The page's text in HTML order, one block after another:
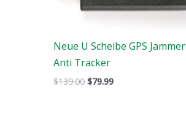
Neue U Scheibe GPS Jammer
Anti Tracker
$139.00 $79.99